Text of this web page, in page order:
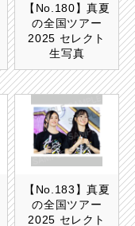
【No.180】真夏
の全国ツアー
2025 セレクト
生写真
【No.183】真夏
の全国ツアー
2025 セレクト